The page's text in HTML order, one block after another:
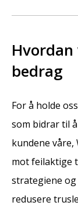
bedrag
For å holde
som bidrar til
kundene våre,
mot feilaktige
strategiene
redusere